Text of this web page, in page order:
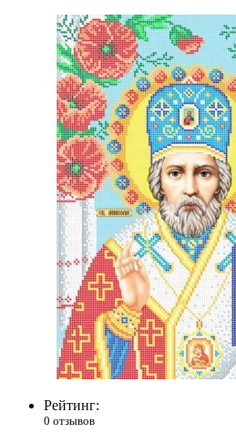
Рейтинг:
0 отзывов